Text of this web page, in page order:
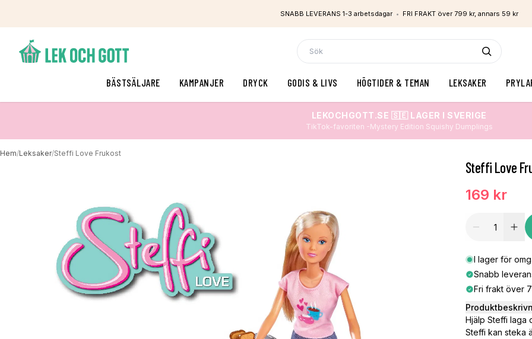
SNABB LEVERANS 1-3 arbetsdagar • FRI FRAKT över 799 kr, annars 59 kr
BÄSTSÄLJARE KAMPANJER DRYCK GODIS & LIVS HÖGTIDER & TEMAN LEKSAKER
LEKOCHGOTT.SE 🇸🇪 LAGER I SVERIGE
TikTok-favoriten -Mystery Edition Squishy Dumplings
Hem/Leksaker/Steffi Love Frukost
Steffi Love
169 kr
I lager för
Snabb
Fri frakt över
Hjälp Steffi laga
Steffi kan steka